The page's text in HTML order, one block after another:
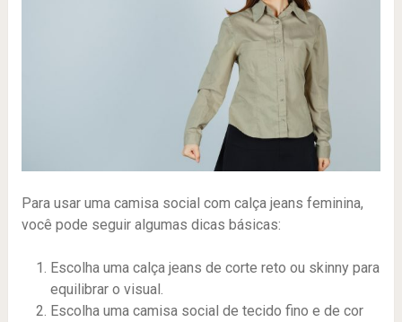
Para usar uma camisa social com calça jeans feminina,
você pode seguir algumas dicas básicas:
Escolha uma calça jeans de corte reto ou skinny para
equilibrar o visual.
Escolha uma camisa social de tecido fino e de cor